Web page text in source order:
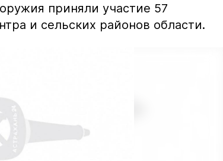
приняли участие 57
и сельских районов области.